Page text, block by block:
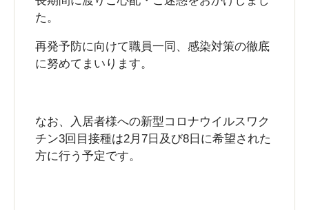
た。
再発予防に向けて職員一同、感染対策の徹底
に努めてまいります。
なお、入居者様への新型コロナウイルスワク
チン3回目接種は2月7日及び8日に希望された
方に行う予定です。